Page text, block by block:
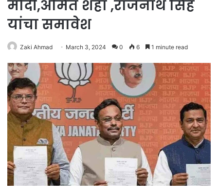
मोदी,अमित शहा ,राजनाथ सिंह
यांचा समावेश
Zaki Ahmad March 3, 2024 0 6 1 minute read